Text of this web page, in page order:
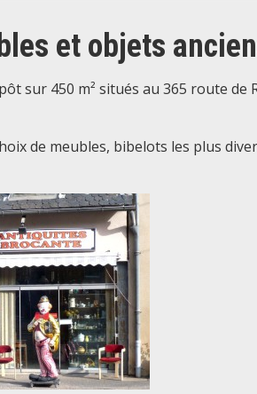
et objets
sur 450 m² situés au 365 route de
de meubles, bibelots les plus